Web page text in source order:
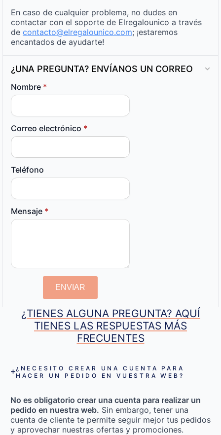
En caso de cualquier problema, no dudes en
contactar con el soporte de Elregalounico a través
de contacto@elregalounico.com; ¡estaremos
encantados de ayudarte!
¿UNA PREGUNTA? ENVÍANOS UN CORREO
Nombre *
Correo electrónico *
Teléfono
Mensaje *
ENVIAR
¿TIENES ALGUNA PREGUNTA? AQUÍ
TIENES LAS RESPUESTAS MÁS
FRECUENTES
¿NECESITO CREAR UNA CUENTA PARA
HACER UN PEDIDO EN VUESTRA WEB?
No es obligatorio crear una cuenta para realizar un
pedido en nuestra web. Sin embargo, tener una
cuenta de cliente te permite seguir mejor tus pedidos
y aprovechar nuestras ofertas y promociones.